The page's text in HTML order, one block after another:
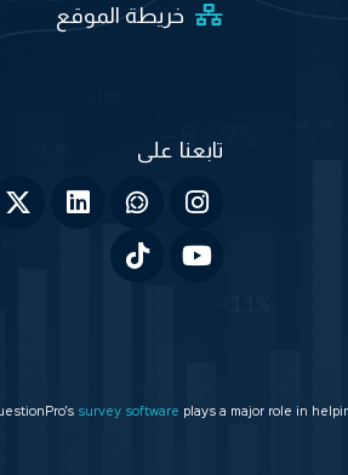
خريطة الموقع
survey software plays a major role in